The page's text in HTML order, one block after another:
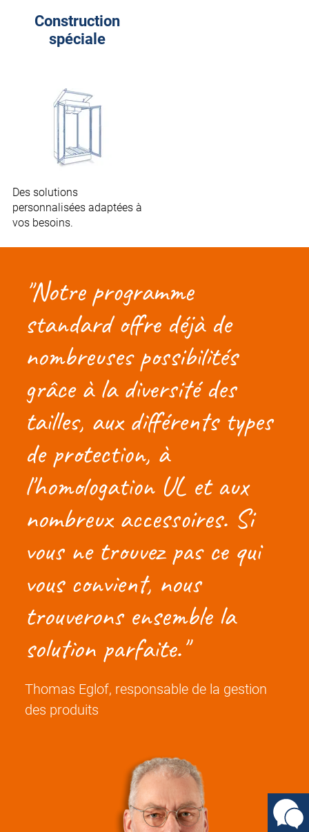
Construction
spéciale
Des solutions
personnalisées adaptées à
vos besoins.
Notre programme
standard offre déjà de
nombreuses possibilités
grâce à la diversité des
tailles, aux différents types
de protection, à
l'homologation UL et aux
nombreux accessoires. Si
vous ne trouvez pas ce qui
vous convient, nous
trouverons ensemble la
solution parfaite.
Thomas Eglof, responsable de la gestion
des produits